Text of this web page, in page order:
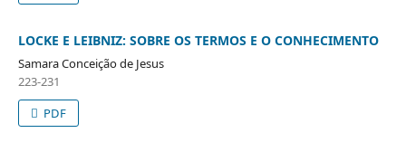
LOCKE E LEIBNIZ: SOBRE OS TERMOS E O CONHECIMENTO
Samara Conceição de Jesus
223-231
PDF